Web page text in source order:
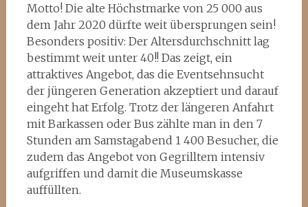
Motto! Die alte Höchstmarke von 25 000 aus
dem Jahr 2020 dürfte weit übersprungen sein!
Besonders positiv: Der Altersdurchschnitt lag
bestimmt weit unter 40!! Das zeigt, ein
attraktives Angebot, das die Eventsehnsucht
der jüngeren Generation akzeptiert und darauf
eingeht hat Erfolg. Trotz der längeren Anfahrt
mit Barkassen oder Bus zählte man in den 7
Stunden am Samstagabend 1 400 Besucher, die
zudem das Angebot von Gegrilltem intensiv
aufgriffen und damit die Museumskasse
auffüllten.